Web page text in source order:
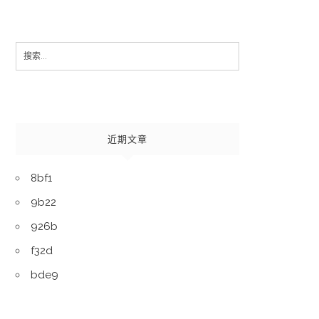
Search
for:
近期文章
8bf1
9b22
926b
f32d
bde9